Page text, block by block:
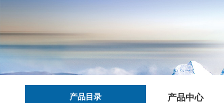
产品目录 产品中心